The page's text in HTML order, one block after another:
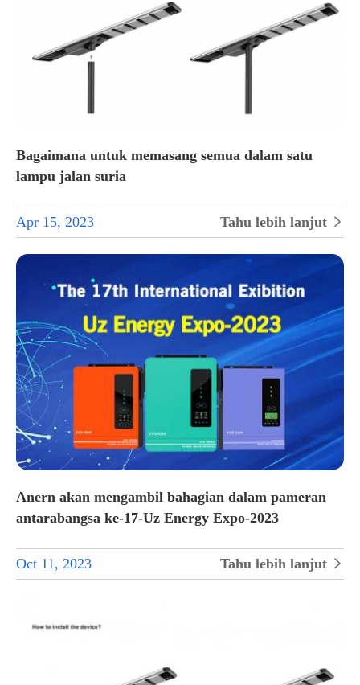
Bagaimana untuk memasang semua dalam satu
lampu jalan suria
Apr 15, 2023 Tahu lebih lanjut 
Anern akan mengambil bahagian dalam pameran
antarabangsa ke-17-Uz Energy Expo-2023
Oct 11, 2023 Tahu lebih lanjut 